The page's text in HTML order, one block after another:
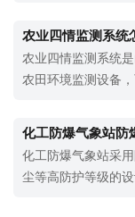
对流天气。此时，
和夏季种植，南方
的“双抢”季节。强
农业四情监测系统
农业四情监测系统
农田环境监测设备
需要的二氧化碳就
础，其浓度变化影
量的增加，土壤需
化工防爆气象站防
化工防爆气象站采
尘等高防护等级的